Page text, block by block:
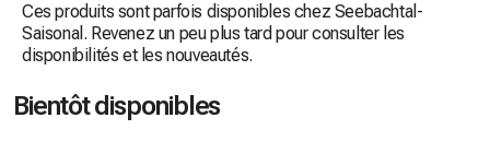
Ces produits sont parfois disponibles chez Seebachtal-
Saisonal. Revenez un peu plus tard pour consulter les
disponibilités et les nouveautés.
Bientôt disponibles